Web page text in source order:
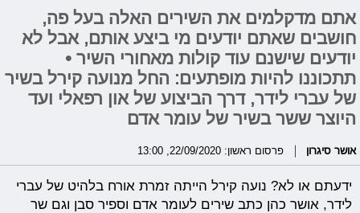
אתם מדקלמים את השירים האלה בעל פה,
חושבים שאתם יודעים מי ביצע אותם, אבל לא
יודעים שישנם עוד קולות מאחורי השיר •
תתכוננו להיות מופתעים: החל מנועה קירל בשיר
של עברי לידר, דרך הביצוע של און רפאלי ועד
היוצר ששר בשיר של עומר אדם
אושר סיגרון פרסום ראשון: 22/09/2020, 13:00
ידעתם או לא? נועה קירל הייתה זמרת אורח בלהיט של עברי
לידר, אושר כהן כתב שירים לעומר אדם וספיר סבן וגם שר